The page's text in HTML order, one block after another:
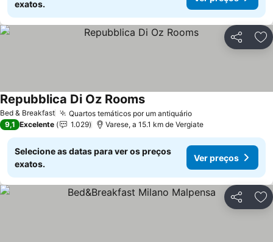
exatos.
Partilhar
Bed & Breakfast Quartos temáticos por um antiquárioVer preços
Repubblica Di Oz RoomsVer preços
9,1 Excelente 1.029 Varese, a 15.1 km de Vergiate
Selecione as datas para ver os preços
exatos.
Ver preços
Partilhar